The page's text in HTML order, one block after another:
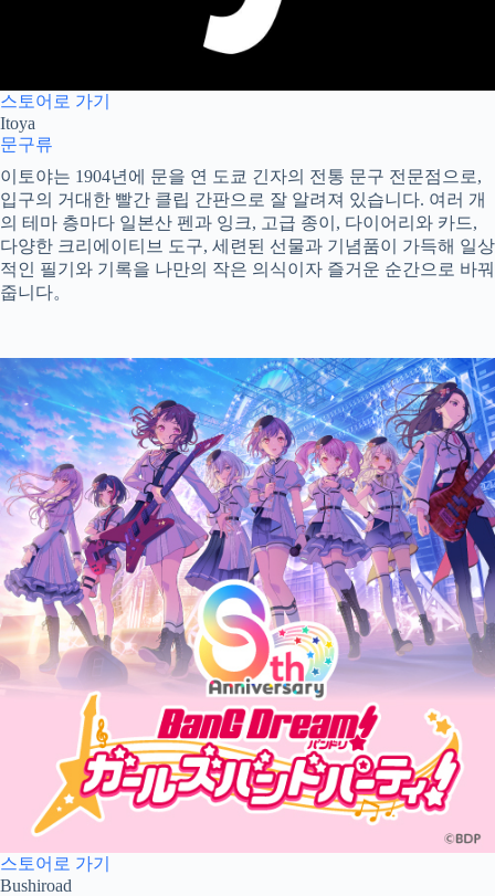
스토어로 가기
Itoya
문구류
이토야는 1904년에 문을 연 도쿄 긴자의 전통 문구 전문점으로,
입구의 거대한 빨간 클립 간판으로 잘 알려져 있습니다. 여러 개
의 테마 층마다 일본산 펜과 잉크, 고급 종이, 다이어리와 카드,
다양한 크리에이티브 도구, 세련된 선물과 기념품이 가득해 일상
적인 필기와 기록을 나만의 작은 의식이자 즐거운 순간으로 바꿔
줍니다。
스토어로 가기
Bushiroad